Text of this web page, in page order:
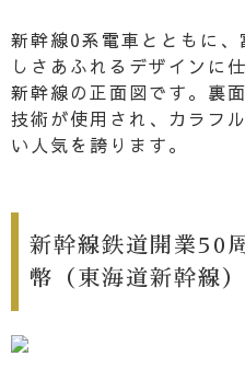
新幹線0系電車とともに
しさあふれるデザインに
新幹線の正面図です。裏
技術が使用され、カラフ
い人気を誇ります。
新幹線鉄道開業50
幣（東海道新幹線）